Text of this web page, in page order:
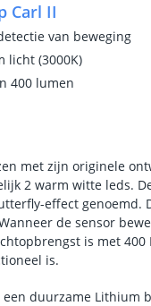
Carl II
van beweging
licht (3000K)
400 lumen
met zijn originele
2 warm witte leds.
effect
de sensor
is met
is.
een duurzame Lithium